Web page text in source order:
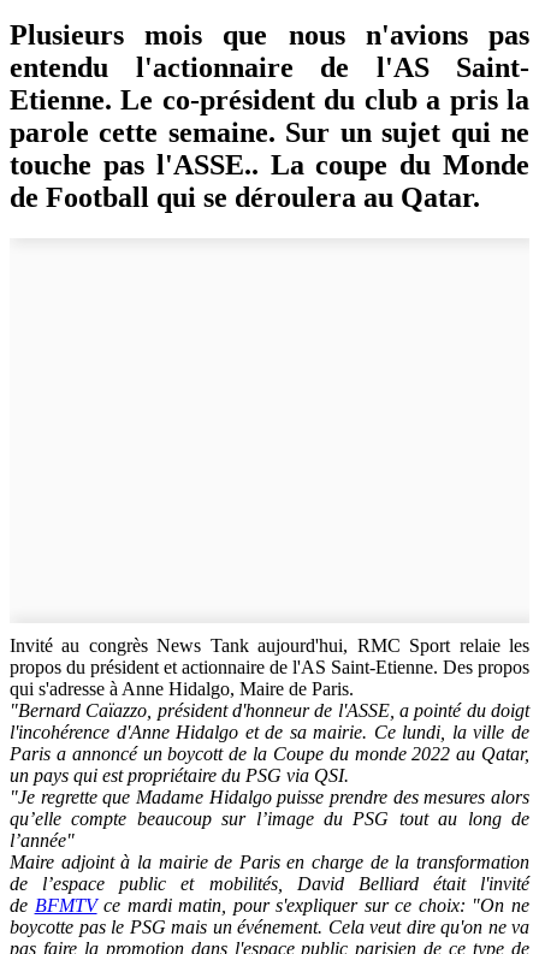
Plusieurs mois que nous n'avions pas
entendu l'actionnaire de l'AS Saint-
Etienne. Le co-président du club a pris la
parole cette semaine. Sur un sujet qui ne
touche pas l'ASSE.. La coupe du Monde
de Football qui se déroulera au Qatar.
Invité au congrès News Tank aujourd'hui, RMC Sport relaie les
propos du président et actionnaire de l'AS Saint-Etienne. Des propos
qui s'adresse à Anne Hidalgo, Maire de Paris.
"Bernard Caïazzo, président d'honneur de l'ASSE, a pointé du doigt
l'incohérence d'Anne Hidalgo et de sa mairie. Ce lundi, la ville de
Paris a annoncé un boycott de la Coupe du monde 2022 au Qatar,
un pays qui est propriétaire du PSG via QSI.
"Je regrette que Madame Hidalgo puisse prendre des mesures alors
qu’elle compte beaucoup sur l’image du PSG tout au long de
l’année"
Maire adjoint à la mairie de Paris en charge de la transformation
de l’espace public et mobilités, David Belliard était l'invité
de BFMTVce mardi matin, pour s'expliquer sur ce choix: "On ne
boycotte pas le PSG mais un événement. Cela veut dire qu'on ne va
pas faire la promotion dans l'espace public parisien de ce type de